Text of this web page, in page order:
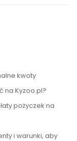
kwoty
na Kyzoo.pl?
pożyczek na
i warunki, aby